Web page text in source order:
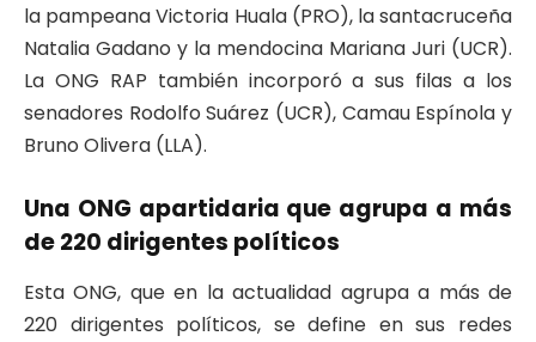
la pampeana Victoria Huala (PRO), la santacruceña
Natalia Gadano y la mendocina Mariana Juri (UCR).
La ONG RAP también incorporó a sus filas a los
senadores Rodolfo Suárez (UCR), Camau Espínola y
Bruno Olivera (LLA).
Una ONG apartidaria que agrupa a más
de 220 dirigentes políticos
Esta ONG, que en la actualidad agrupa a más de
220 dirigentes políticos, se define en sus redes